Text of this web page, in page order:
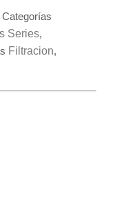
Categorías
Series,
Filtracion,